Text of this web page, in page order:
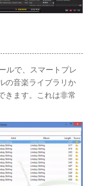
ルで、スマートプレ
の音楽ライブラリか
きます。これは非常